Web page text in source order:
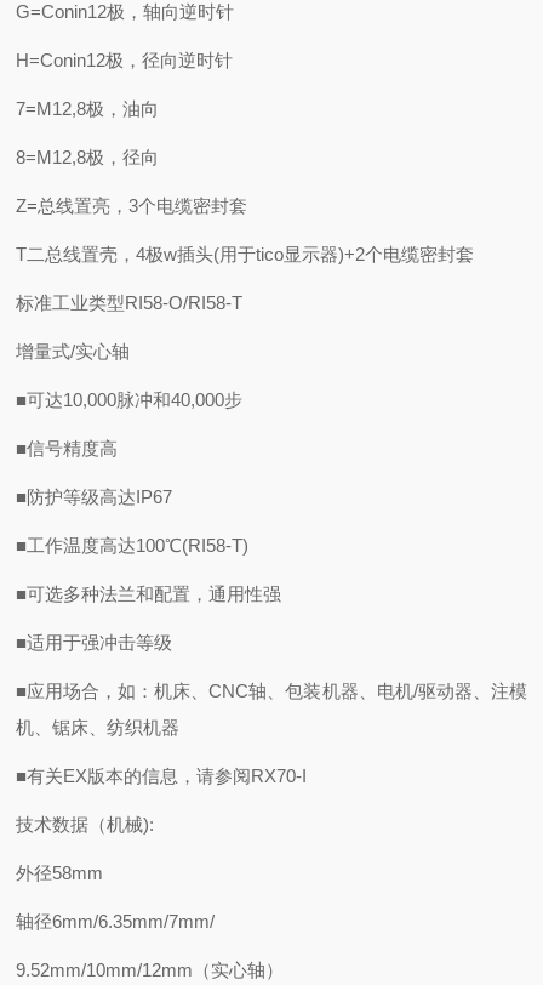
G=Conin12极，轴向逆时针
H=Conin12极，径向逆时针
7=M12,8极，油向
8=M12,8极，径向
Z=总线置亮，3个电缆密封套
T二总线置壳，4极w插头(用于tico显示器)+2个电缆密封套
标准工业类型RI58-O/RI58-T
增量式/实心轴
■可达10,000脉冲和40,000步
■信号精度高
■防护等级高达IP67
■工作温度高达100℃(RI58-T)
■可选多种法兰和配置，通用性强
■适用于强冲击等级
■应用场合，如：机床、CNC轴、包装机器、电机/驱动器、注模
机、锯床、纺织机器
■有关EX版本的信息，请参阅RX70-I
技术数据（机械):
外径58mm
轴径6mm/6.35mm/7mm/
9.52mm/10mm/12mm（实心轴）